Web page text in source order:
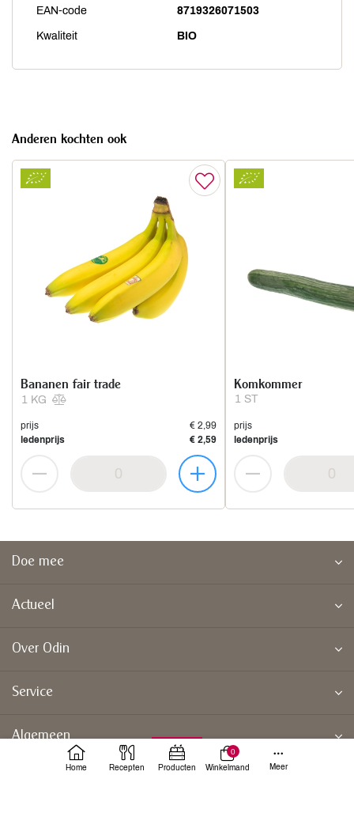
EAN-code 8719326071503
Kwaliteit BIO
Anderen kochten ook
1 KG
Bananen fair trade
prijs
€ 2,99
ledenprijs
€ 2,59
1 ST
Komkommer
prijs
ledenprijs
Doe mee
Actueel
Over Odin
Service
Algemeen
Home Recepten Producten
0
Winkelmand
Meer